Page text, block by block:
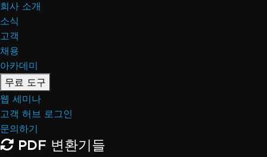
회사 소개
소식
고객
채용
아카데미
무료 도구
웹 세미나
고객 허브 로그인
문의하기
PDF 변환기들